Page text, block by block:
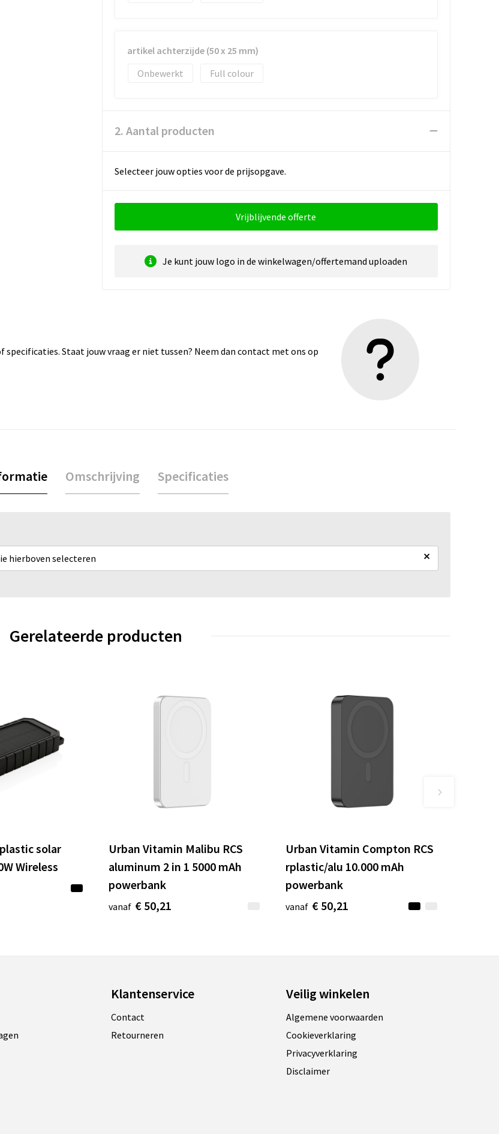
artikel achterzijde (50 x 25 mm)
Onbewerkt
Full colour
2. Aantal producten
Selecteer jouw opties voor de prijsopgave.
Vrijblijvende offerte
Je kunt jouw logo in de winkelwagen/offertemand uploaden
Staat jouw vraag er niet tussen? Neem dan contact met ons op
Omschrijving Specificaties
hierboven selecteren ×
Gerelateerde producten
solar
Wireless
Urban Vitamin Malibu RCS
aluminum 2 in 1 5000 mAh
powerbank
vanaf € 50,21
Urban Vitamin Compton RCS
rplastic/alu 10.000 mAh
powerbank
vanaf € 50,21
Klantenservice
Contact
Retourneren
Veilig winkelen
Algemene voorwaarden
Cookieverklaring
Privacyverklaring
Disclaimer